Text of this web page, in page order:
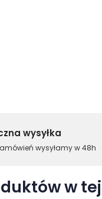
wysyłka
wysyłamy w 48h
w